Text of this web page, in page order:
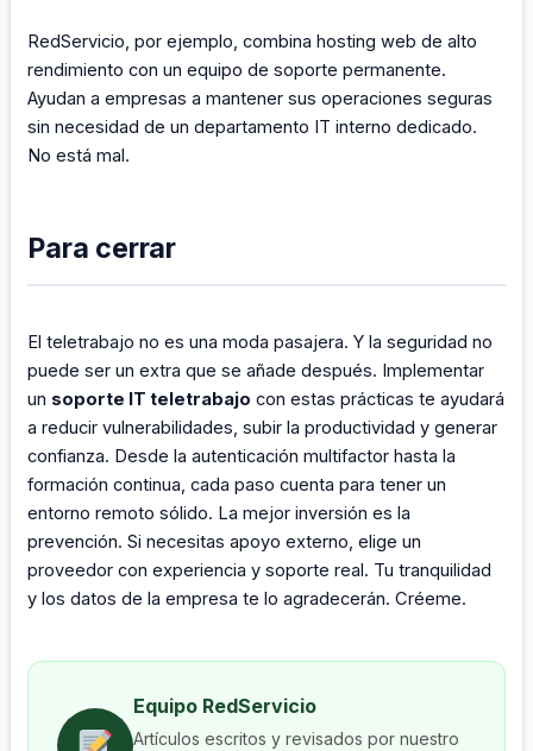
RedServicio, por ejemplo, combina hosting web de alto
rendimiento con un equipo de soporte permanente.
Ayudan a empresas a mantener sus operaciones seguras
sin necesidad de un departamento IT interno dedicado.
No está mal.
Para cerrar
El teletrabajo no es una moda pasajera. Y la seguridad no
puede ser un extra que se añade después. Implementar
un soporte IT teletrabajo con estas prácticas te ayudará
a reducir vulnerabilidades, subir la productividad y generar
confianza. Desde la autenticación multifactor hasta la
formación continua, cada paso cuenta para tener un
entorno remoto sólido. La mejor inversión es la
prevención. Si necesitas apoyo externo, elige un
proveedor con experiencia y soporte real. Tu tranquilidad
y los datos de la empresa te lo agradecerán. Créeme.
Equipo RedServicio
Artículos escritos y revisados por nuestro